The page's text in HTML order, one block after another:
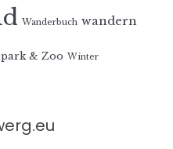
Wanderbuch wandern
& Zoo Winter